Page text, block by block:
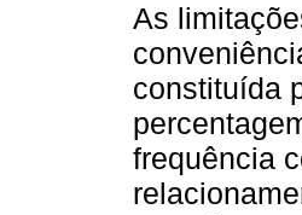
As
constituída
frequência